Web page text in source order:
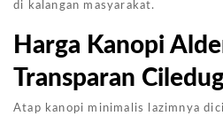
di kalangan masyarakat.
Harga Kanopi
Transparan
Atap kanopi minimalis lazimnya